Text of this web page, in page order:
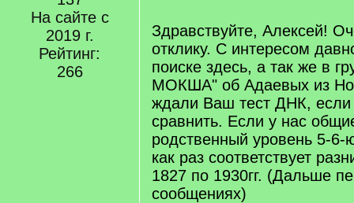
На сайте с
2019 г.
Рейтинг:
266
Здравствуйте, Алексей!
отклику. С интересом
поиске здесь, а так же в
МОКША" об Адаевых из
ждали Ваш тест ДНК, если
сравнить. Если у нас
родственный уровень 5-
как раз соответствует
1827 по 1930гг. (Дальше
сообщениях)